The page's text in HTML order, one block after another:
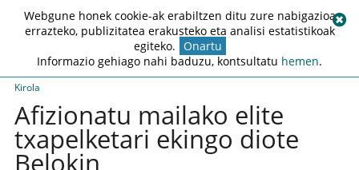
Kirola
Afizionatu mailako elite
txapelketari ekingo diote
Belokin
Webgune honek cookie-ak erabiltzen ditu zure nabigazioa
errazteko, publizitatea erakusteko eta analisi estatistikoak
egiteko. Onartu
Informazio gehiago nahi baduzu, kontsultatu hemen.